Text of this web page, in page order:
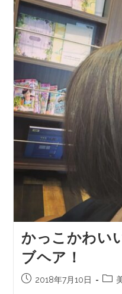
かっこかわい
ブヘア！
2018年7月10日